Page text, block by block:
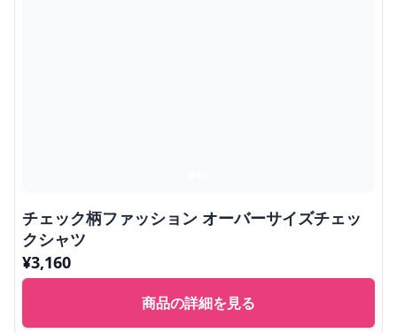
チェック柄ファッション オーバーサイズチェッ
クシャツ
¥3,160
商品の詳細を見る